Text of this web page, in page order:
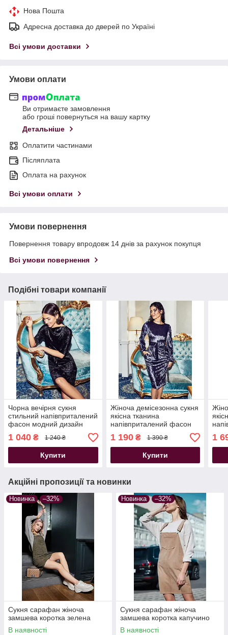
Нова Пошта
Адресна доставка до дверей по Україні
Всі умови доставки
Умови оплати
Ви отримаєте замовлення
або гроші повернуться на вашу картку
Детальніше
Оплатити частинами
Післяплата
Оплата на рахунок
Всі умови оплати
Умови повернення
Повернення товару впродовж 14 днів за рахунок покупця
Всі умови повернення
Подібні товари компанії
Чорна вечірня сукня
стильний напівприталений
фасон модний дизайн
1 040 ₴ 1 240 ₴
Купити
Жіноча демісезонна сукня
якісна тканина
напівприталений фасон
1 190₴ 1 390 ₴
Купити
1
Акційні пропозиції та новинки
Новинка –32%
Сукня сарафан жіноча
замшева коротка зелена
В наявності
Новинка –32%
Сукня сарафан жіноча
замшева коротка капучино
В наявності